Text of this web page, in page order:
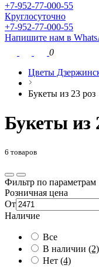
+7-952-77-000-55
Круглосуточно
+7-952-77-000-55
Напишите нам в
0
Цветы
Букеты из 23 роз
Букеты из
6 товаров
Фильтр по параметрам
Розничная цена
От
Наличие
Все
В наличии (2)
Нет (4)